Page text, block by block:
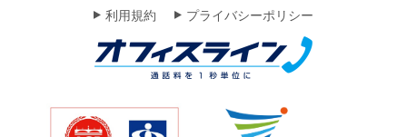
利用規約
プライバシーポリシー